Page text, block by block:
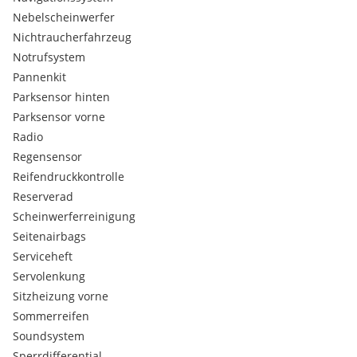
Elektronische Differenzialsperre (EDS)
Differentialsperre, elektronisch XDS
Fensterheber elektrisch
Fensterheber elektrisch vorn + hinten
Elektronisches Stabilitäts-Programm
Elektron. Stabilitäts-Programm (ESP)
Wegfahrsperre
Wegfahrsperre (elektronisch)
Geschwindigkeits-Begrenzeranlage
Audiosystem Im Navigationssystem
ABS Antiblockiersystem (ABS)
ntriebs-Schlupfregelung (ASR)
Fahrassistenz-System: Müdigkeitserkennungs-Sensor
Automatische Fahrlichtschaltung (ALS)
Multifunktionsanzeige Plus
Multimediabuchse AUX-IN
3-Punkt-Sicherheitsgurt hinten mitte
Ablagefach am Dachhimmel
Ablagetasche an Vordersitzlehnen
Chromeinfassung Fensterheberschalter /
Nebelscheinwerfer
Nichtraucherfahrzeug
Notrufsystem
Pannenkit
Parksensor hinten
Parksensor vorne
Radio
Regensensor
Reifendruckkontrolle
Reserverad
Scheinwerferreinigung
Seitenairbags
Serviceheft
Servolenkung
Sitzheizung vorne
Sommerreifen
Soundsystem